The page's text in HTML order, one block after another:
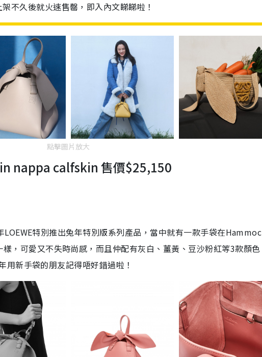
不久後就火速售罄，即入內文睇睇啦！
點擊圖片放大
nappa calfskin 售價$25,150
特別推出兔年特別版系列產品，當中就有一款手袋在
，可愛又不失時尚感，而且仲配有灰白、薑黃、豆沙粉紅等3款顏
新手袋的朋友記得唔好錯過啦！